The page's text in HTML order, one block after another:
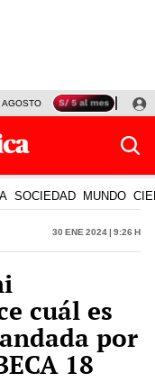
AGOSTO TINKA RESULTADOS
SOCIEDAD MUNDO
30 Ene 2024 | 9:26 h
cuál es
por
18